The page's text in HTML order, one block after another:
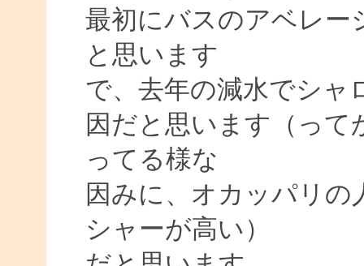
最初にバスのアベレー
と思います
で、去年の減水でシャ
因だと思います（っ
ってる様な
因みに、オカッパリ
シャーが高い）